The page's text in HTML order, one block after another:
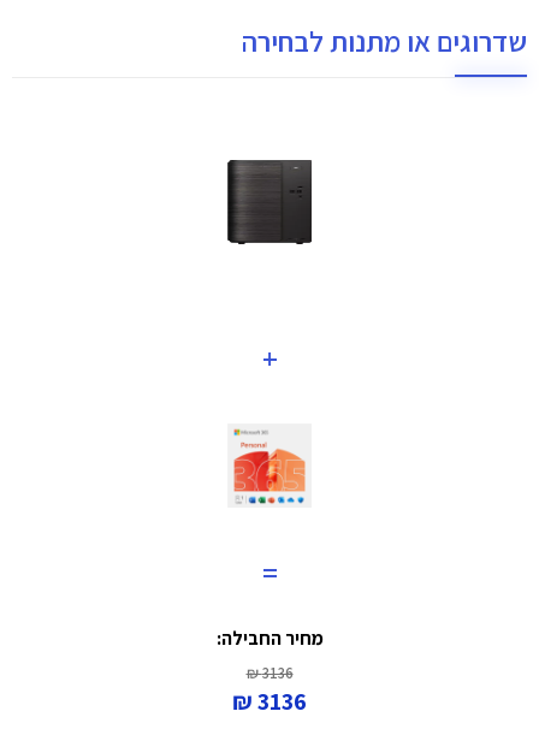
שדרוגים או מתנות לבחירה
+
=
מחיר החבילה:
3136 ₪
3136 ₪